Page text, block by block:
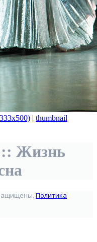
| thumbnail
:: Жизнь
Политика